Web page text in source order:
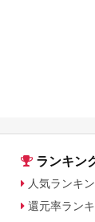
ランキン
人気ランキ
還元率ラン